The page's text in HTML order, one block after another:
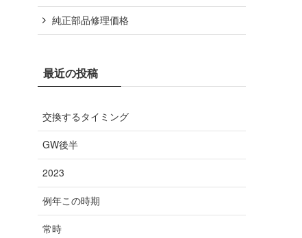
純正部品修理価格
最近の投稿
交換するタイミング
GW後半
2023
例年この時期
常時